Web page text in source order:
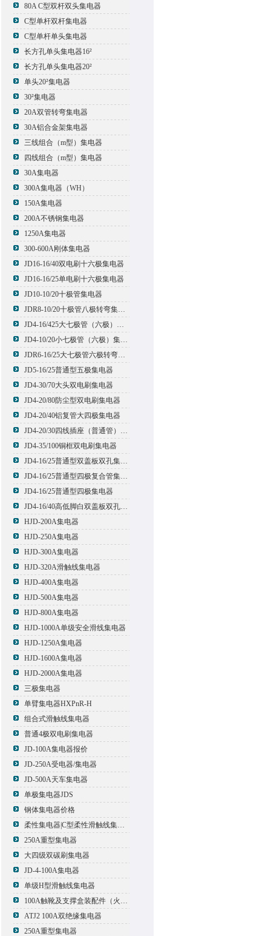
80A C型双杆双头集电器
C型单杆双杆集电器
C型单杆单头集电器
长方孔单头集电器16²
长方孔单头集电器20²
单头20²集电器
30²集电器
20A双管转弯集电器
30A铝合金架集电器
三线组合（m型）集电器
四线组合（m型）集电器
30A集电器
300A集电器（WH）
150A集电器
200A不锈钢集电器
1250A集电器
300-600A刚体集电器
JD16-16/40双电刷十六极集电器
JD16-16/25单电刷十六极集电器
JD10-10/20十极管集电器
JDR8-10/20十极管八极转弯集电器
JD4-16/425大七极管（六极）集电器
JD4-10/20小七极管（六极）集电器
JDR6-16/25大七极管六极转弯集电器
JD5-16/25普通型五极集电器
JD4-30/70大头双电刷集电器
JD4-20/80防尘型双电刷集电器
JD4-20/40铝复管大四极集电器
JD4-20/30四线插座（普通管）集电器
JD4-35/100铜框双电刷集电器
JD4-16/25普通型双盖板双孔集电器
JD4-16/25普通型四极复合管集电器
JD4-16/25普通型四极集电器
JD4-16/40高低脚白双盖板双孔集电器
HJD-200A集电器
HJD-250A集电器
HJD-300A集电器
HJD-320A滑触线集电器
HJD-400A集电器
HJD-500A集电器
HJD-800A集电器
HJD-1000A单级安全滑线集电器
HJD-1250A集电器
HJD-1600A集电器
HJD-2000A集电器
三极集电器
单臂集电器HXPnR-H
组合式滑触线集电器
普通4极双电刷集电器
JD-100A集电器报价
JD-250A受电器/集电器
JD-500A天车集电器
单极集电器JDS
钢体集电器价格
柔性集电器|C型柔性滑触线集电器
250A重型集电器
大四级双碳刷集电器
JD-4-100A集电器
单级H型滑触线集电器
100A触靴及支撑盒装配件（火线）
ATJ2 100A双绝缘集电器
250A重型集电器